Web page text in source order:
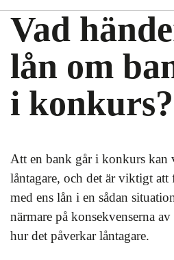
Vad
lån om
i konkurs?
Att en bank går i konkurs kan
låntagare, och det är viktigt att
med ens lån i en sådan
närmare på konsekvenserna
hur det påverkar låntagare.